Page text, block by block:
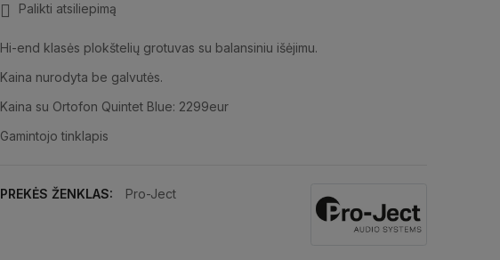
Palikti atsiliepimą
Hi-end klasės plokštelių grotuvas su balansiniu išėjimu.
Kaina nurodyta be galvutės.
Kaina su Ortofon Quintet Blue: 2299eur
Gamintojo tinklapis
PREKĖS ŽENKLAS: Pro-Ject